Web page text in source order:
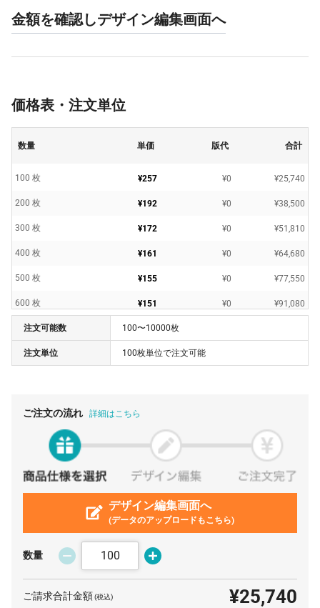
金額を確認しデザイン編集画面へ
価格表・注文単位
数量 単価 版代 合計
100 枚 ¥257 ¥0 ¥25,740
200 枚 ¥192 ¥0 ¥38,500
300 枚 ¥172 ¥0 ¥51,810
400 枚 ¥161 ¥0 ¥64,680
500 枚 ¥155 ¥0 ¥77,550
600 枚 ¥151 ¥0 ¥91,080
700 枚 ¥148
800 枚 ¥145
¥283,800
¥141 ¥567,600
5000 枚 ¥114 ¥572,000
¥81
10000 枚 ¥70
注文可能数 100〜10000枚
注文単位 100枚単位で注文可能
ご注文の流れ 詳細はこちら
デザイン編集画面へ
(データのアップロードもこちら)
数量
ご請求合計金額(税込) ¥25,740